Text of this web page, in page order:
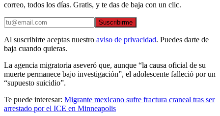
correo, todos los días. Gratis, y te das de baja con un clic.
Suscribirme
Al suscribirte aceptas nuestro aviso de privacidad. Puedes darte de
baja cuando quieras.
La agencia migratoria aseveró que, aunque “la causa oficial de su
muerte permanece bajo investigación”, el adolescente falleció por un
“supuesto suicidio”.
Te puede interesar: Migrante mexicano sufre fractura craneal tras ser
arrestado por el ICE en Minneapolis